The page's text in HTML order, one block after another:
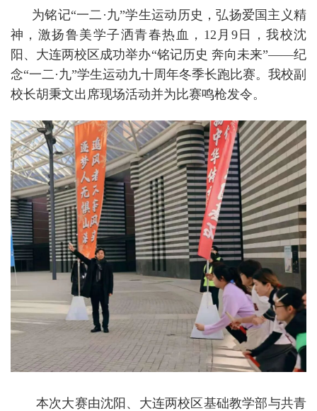
为铭记“一二·九”学生运动历史，弘扬爱国主义精
神，激扬鲁美学子洒青春热血，12月9日，我校沈
阳、大连两校区成功举办“铭记历史 奔向未来”——纪
念“一二·九”学生运动九十周年冬季长跑比赛。我校副
校长胡秉文出席现场活动并为比赛鸣枪发令。
本次大赛由沈阳、大连两校区基础教学部与共青